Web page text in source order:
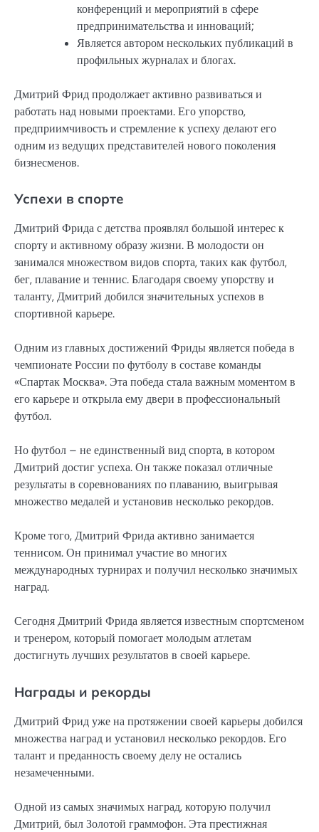
конференций и мероприятий в сфере
предпринимательства и инноваций;
Является автором нескольких публикаций в
профильных журналах и блогах.
Дмитрий Фрид продолжает активно развиваться и
работать над новыми проектами. Его упорство,
предприимчивость и стремление к успеху делают его
одним из ведущих представителей нового поколения
бизнесменов.
Успехи в спорте
Дмитрий Фрида с детства проявлял большой интерес к
спорту и активному образу жизни. В молодости он
занимался множеством видов спорта, таких как футбол,
бег, плавание и теннис. Благодаря своему упорству и
таланту, Дмитрий добился значительных успехов в
спортивной карьере.
Одним из главных достижений Фриды является победа в
чемпионате России по футболу в составе команды
«Спартак Москва». Эта победа стала важным моментом в
его карьере и открыла ему двери в профессиональный
футбол.
Но футбол – не единственный вид спорта, в котором
Дмитрий достиг успеха. Он также показал отличные
результаты в соревнованиях по плаванию, выигрывая
множество медалей и установив несколько рекордов.
Кроме того, Дмитрий Фрида активно занимается
теннисом. Он принимал участие во многих
международных турнирах и получил несколько значимых
наград.
Сегодня Дмитрий Фрида является известным спортсменом
и тренером, который помогает молодым атлетам
достигнуть лучших результатов в своей карьере.
Награды и рекорды
Дмитрий Фрид уже на протяжении своей карьеры добился
множества наград и установил несколько рекордов. Его
талант и преданность своему делу не остались
незамеченными.
Одной из самых значимых наград, которую получил
Дмитрий, был Золотой граммофон. Эта престижная